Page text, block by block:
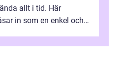
allt i tid. Här
in som en enkel och